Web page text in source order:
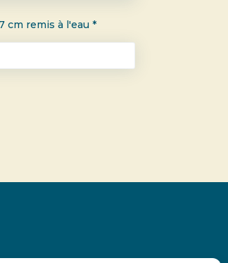
cm remis à l'eau *